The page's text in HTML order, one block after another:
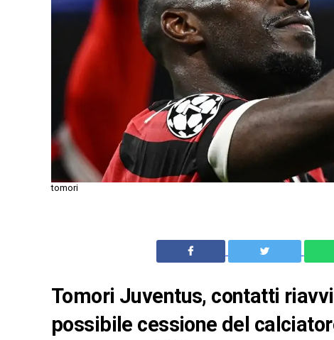
tomori
Tomori Juventus, contatti
possibile cessione del